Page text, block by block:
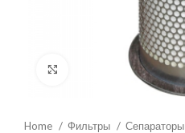
Home Фильтры
Сепараторы